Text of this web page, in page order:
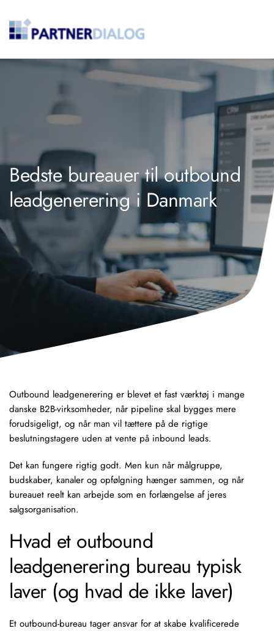
Bedste bureauer til outbound
leadgenerering i Danmark
Outbound leadgenerering er blevet et fast værktøj i mange
danske B2B-virksomheder, når pipeline skal bygges mere
forudsigeligt, og når man vil tættere på de rigtige
beslutningstagere uden at vente på inbound leads.
Det kan fungere rigtig godt. Men kun når målgruppe,
budskaber, kanaler og opfølgning hænger sammen, og når
bureauet reelt kan arbejde som en forlængelse af jeres
salgsorganisation.
Hvad et outbound
leadgenerering bureau typisk
laver (og hvad de ikke laver)
Et outbound-bureau tager ansvar for at skabe kvalificerede